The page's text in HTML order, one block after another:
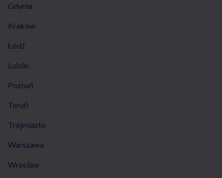
Gdynia
Kraków
Łódź
Lublin
Poznań
Toruń
Trójmiasto
Warszawa
Wrocław